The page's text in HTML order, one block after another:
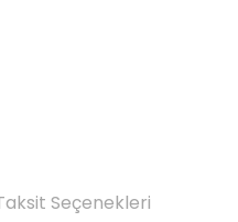
Seçenekleri